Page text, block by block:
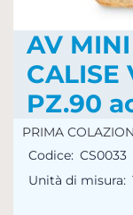
AV
CALISE
PZ.90
PRIMA
Codice: CS0033
Unità di misura: